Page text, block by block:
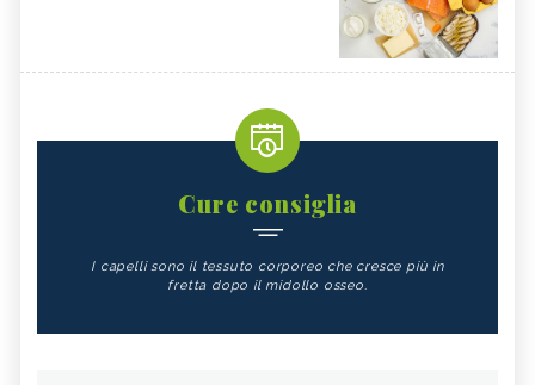
Cure consiglia
I capelli sono il tessuto corporeo che cresce più in
fretta dopo il midollo osseo.